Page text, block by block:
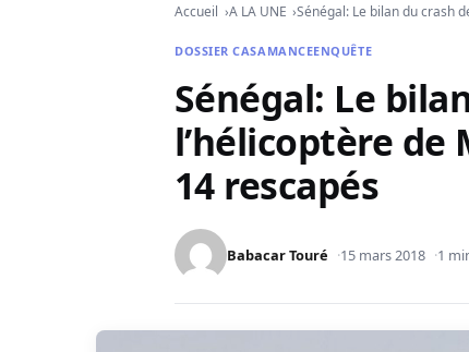
Accueil A LA UNE Sénégal: Le bilan du crash
DOSSIER CASAMANCEENQUÊTE
Sénégal: Le
l’hélicoptère de
14 rescapés
Babacar Touré 15 mars 2018 1